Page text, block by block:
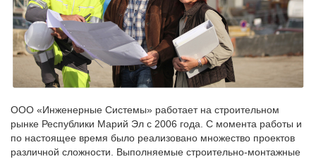
ООО «Инженерные Системы» работает на строительном
рынке Республики Марий Эл с 2006 года. С момента работы и
по настоящее время было реализовано множество проектов
различной сложности. Выполняемые строительно-монтажные